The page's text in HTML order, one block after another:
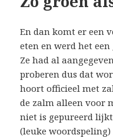
En dan komt er een
eten en werd het een
Ze had al
proberen dus dat
hoort officieel met
de zalm alleen voor
niet is gepureerd
(leuke